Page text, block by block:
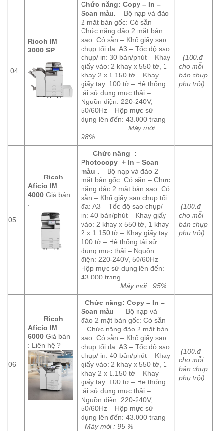
04
Ricoh IM
3000 SP
Chức năng: Copy – In –
Scan màu. – Bộ nạp và đảo
2 mặt bản gốc: Có sẵn –
Chức năng đảo 2 mặt bản
sao: Có sẵn – Khổ giấy sao
chụp tối đa: A3 – Tốc độ sao
chụp/ in: 30 bản/phút – Khay
giấy vào: 2 khay x 550 tờ, 1
khay 2 x 1.150 tờ – Khay
giấy tay: 100 tờ – Hệ thống
tái sử dụng mực thải –
Nguồn điện: 220-240V,
50/60Hz – Hộp mực sử
dụng lên đến: 43.000 trang
Máy mới :
98%
(100.đ
cho mỗi
bản chụp
phụ trội)
05
Ricoh
Aficio IM
4000 Giá bán
:
Chức năng :
Photocopy + In + Scan
màu . – Bộ nạp và đảo 2
mặt bản gốc: Có sẵn – Chức
năng đảo 2 mặt bản sao: Có
sẵn – Khổ giấy sao chụp tối
đa: A3 – Tốc độ sao chụp/
in: 40 bản/phút – Khay giấy
vào: 2 khay x 550 tờ, 1 khay
2 x 1.150 tờ – Khay giấy tay:
100 tờ – Hệ thống tái sử
dụng mực thải – Nguồn
điện: 220-240V, 50/60Hz –
Hộp mực sử dụng lên đến:
43.000 trang
Máy mới : 95%
(100.đ
cho mỗi
bản chụp
phụ trội)
06
Ricoh
Aficio IM
6000 Giá bán
: Liên hệ ?
Chức năng: Copy – In –
Scan màu – Bộ nạp và
đảo 2 mặt bản gốc: Có sẵn
– Chức năng đảo 2 mặt bản
sao: Có sẵn – Khổ giấy sao
chụp tối đa: A3 – Tốc độ sao
chụp/ in: 40 bản/phút – Khay
giấy vào: 2 khay x 550 tờ, 1
khay 2 x 1.150 tờ – Khay
giấy tay: 100 tờ – Hệ thống
tái sử dụng mực thải –
Nguồn điện: 220-240V,
50/60Hz – Hộp mực sử
dụng lên đến: 43.000 trang
Máy mới : 95 %
(100.đ
cho mỗi
bản chụp
phụ trội)